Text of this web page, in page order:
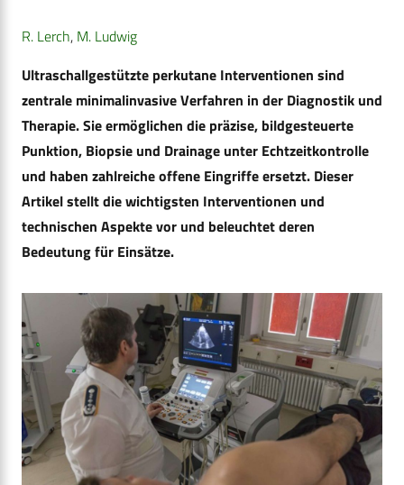
R. Lerch, M. Ludwig
Ultraschallgestützte perkutane Interventionen sind
zentrale minimalinvasive Verfahren in der Diagnostik und
Therapie. Sie ermöglichen die präzise, bildgesteuerte
Punktion, Biopsie und Drainage unter Echtzeitkontrolle
und haben zahlreiche offene Eingriffe ersetzt. Dieser
Artikel stellt die wichtigsten Interventionen und
technischen Aspekte vor und beleuchtet deren
Bedeutung für Einsätze.